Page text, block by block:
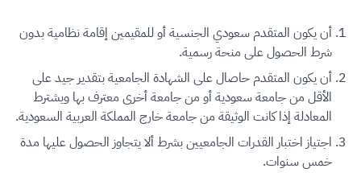
أن يكون المتقدم سعودي الجنسية أو للمقيمين إقامة نظامية بدون
شرط الحصول على منحة رسمية.
أن يكون المتقدم حاصال على الشهادة الجامعية بتقدير جيد على
الأقل من جامعة سعودية أو من جامعة أخرى معترف بها ويشترط
المعادلة إذا كانت الوثيقة من جامعة خارج المملكة العربية السعودية.
اجتياز اختبار القدرات الجامعيين بشرط ألا يتجاوز الحصول عليها مدة
خمس سنوات.